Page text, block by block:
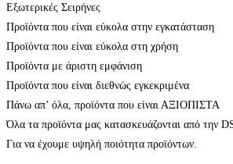
Εξωτερικές Σειρήνες
Προϊόντα που είναι εύκολα στην εγκατάσταση
Προϊόντα που είναι εύκολα στη χρήση
Προϊόντα με άριστη εμφάνιση
Προϊόντα που είναι διεθνώς εγκεκριμένα
Πάνω απ’ όλα, προϊόντα που είναι ΑΞΙΟΠΙΣΤΑ
Όλα τα προϊόντα μας κατασκευάζονται από την
Για να έχουμε υψηλή ποιότητα προϊόντων.